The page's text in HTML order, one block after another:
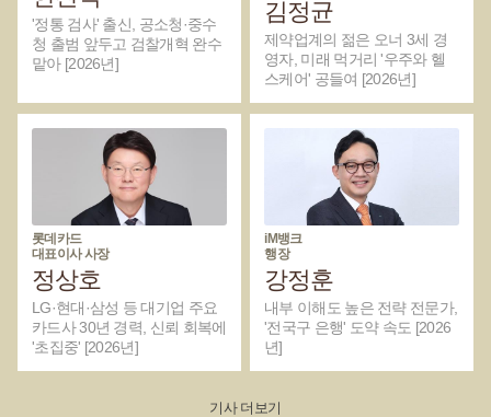
'정통 검사' 출신, 공소청·중수
청 출범 앞두고 검찰개혁 완수
맡아 [2026년]
김정균
제약업계의 젊은 오너 3세 경
영자, 미래 먹거리 '우주와 헬
스케어' 공들여 [2026년]
롯데카드
대표이사 사장
정상호
LG·현대·삼성 등 대기업 주요
카드사 30년 경력, 신뢰 회복에
'초집중' [2026년]
iM뱅크
행장
강정훈
내부 이해도 높은 전략 전문가,
'전국구 은행' 도약 속도 [2026
년]
기사 더보기